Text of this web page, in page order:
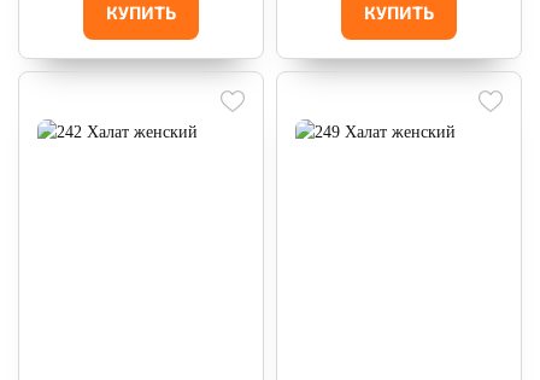
КУПИТЬ КУПИТЬ